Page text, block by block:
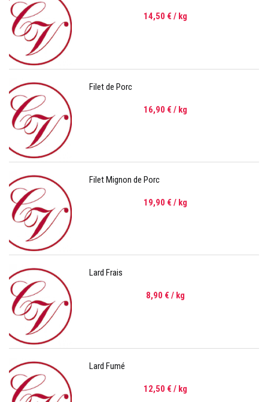
14,50 € / kg
Filet de Porc
16,90 € / kg
Filet Mignon de Porc
19,90 € / kg
Lard Frais
8,90 € / kg
Lard Fumé
12,50 € / kg